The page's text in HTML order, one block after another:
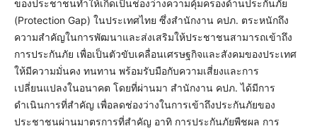
ของประชาชนทำให้เกิดเป็นช่องว่างความคุ้มครองด้านประกันภัย
(Protection Gap) ในประเทศไทย ซึ่งสำนักงาน คปภ. ตระหนักถึง
ความสำคัญในการพัฒนาและส่งเสริมให้ประชาชนสามารถเข้าถึง
การประกันภัย เพื่อเป็นตัวขับเคลื่อนเศรษฐกิจและสังคมของประเทศ
ให้มีความมั่นคง ทนทาน พร้อมรับมือกับความเสี่ยงและการ
เปลี่ยนแปลงในอนาคต โดยที่ผ่านมา สำนักงาน คปภ. ได้มีการ
ดำเนินการที่สำคัญ เพื่อลดช่องว่างในการเข้าถึงประกันภัยของ
ประชาชนผ่านมาตรการที่สำคัญ อาทิ การประกันภัยพืชผล การ